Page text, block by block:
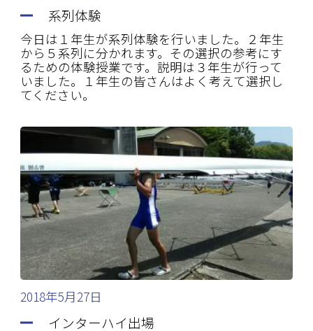
系列体験
今日は１年生が系列体験を行いました。２年生
から５系列に分かれます。その選択の参考にす
るための体験授業です。説明は３年生が行って
いました。１年生の皆さんはよく考えて選択し
てください。
2018年5月27日
インターハイ出場